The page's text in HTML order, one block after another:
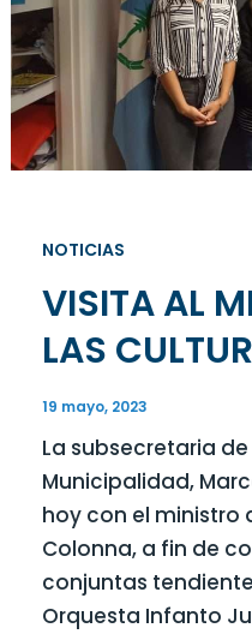
NOTICIAS
VISITA AL
LAS
19 mayo, 2023
La subsecretaria
Municipalidad,
hoy con el ministro
Colonna, a fin de
conjuntas
Orquesta Infanto